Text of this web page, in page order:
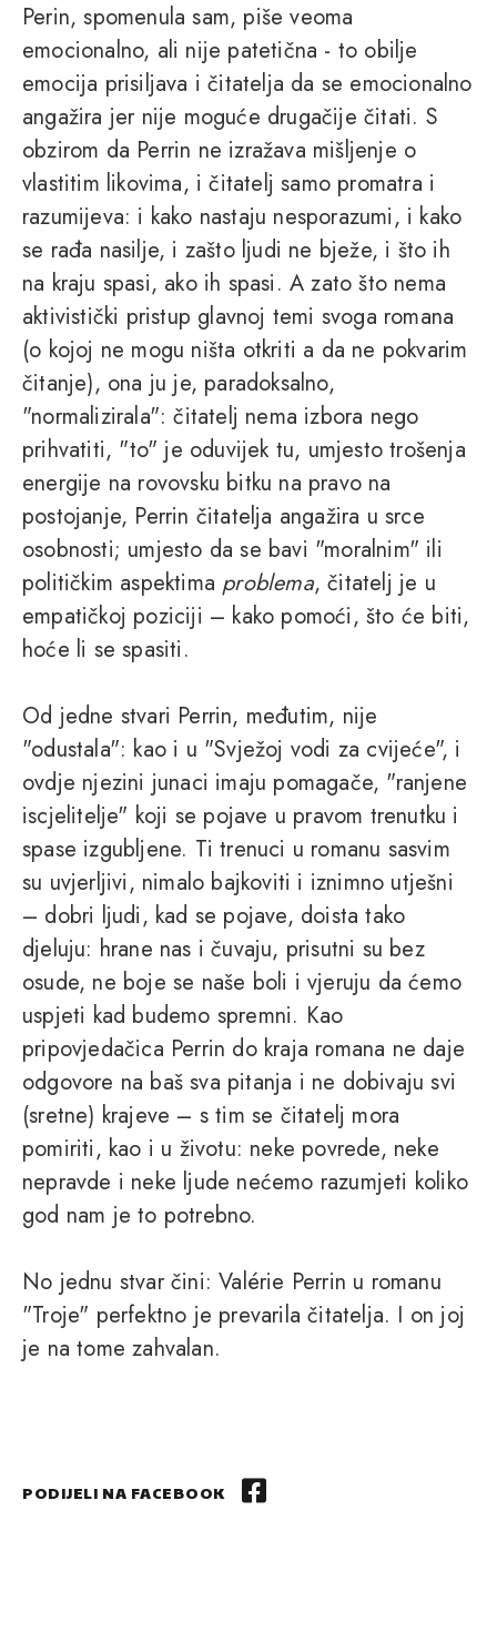
Perin, spomenula sam, piše veoma
emocionalno, ali nije patetična - to obilje
emocija prisiljava i čitatelja da se emocionalno
angažira jer nije moguće drugačije čitati. S
obzirom da Perrin ne izražava mišljenje o
vlastitim likovima, i čitatelj samo promatra i
razumijeva: i kako nastaju nesporazumi, i kako
se rađa nasilje, i zašto ljudi ne bježe, i što ih
na kraju spasi, ako ih spasi. A zato što nema
aktivistički pristup glavnoj temi svoga romana
(o kojoj ne mogu ništa otkriti a da ne pokvarim
čitanje), ona ju je, paradoksalno,
"normalizirala": čitatelj nema izbora nego
prihvatiti, "to" je oduvijek tu, umjesto trošenja
energije na rovovsku bitku na pravo na
postojanje, Perrin čitatelja angažira u srce
osobnosti; umjesto da se bavi "moralnim" ili
političkim aspektima problema, čitatelj je u
empatičkoj poziciji – kako pomoći, što će biti,
hoće li se spasiti.
Od jedne stvari Perrin, međutim, nije
"odustala": kao i u "Svježoj vodi za cvijeće", i
ovdje njezini junaci imaju pomagače, "ranjene
iscjelitelje" koji se pojave u pravom trenutku i
spase izgubljene. Ti trenuci u romanu sasvim
su uvjerljivi, nimalo bajkoviti i iznimno utješni
– dobri ljudi, kad se pojave, doista tako
djeluju: hrane nas i čuvaju, prisutni su bez
osude, ne boje se naše boli i vjeruju da ćemo
uspjeti kad budemo spremni. Kao
pripovjedačica Perrin do kraja romana ne daje
odgovore na baš sva pitanja i ne dobivaju svi
(sretne) krajeve – s tim se čitatelj mora
pomiriti, kao i u životu: neke povrede, neke
nepravde i neke ljude nećemo razumjeti koliko
god nam je to potrebno.
No jednu stvar čini: Valérie Perrin u romanu
"Troje" perfektno je prevarila čitatelja. I on joj
je na tome zahvalan.
PODIJELI NA FACEBOOK